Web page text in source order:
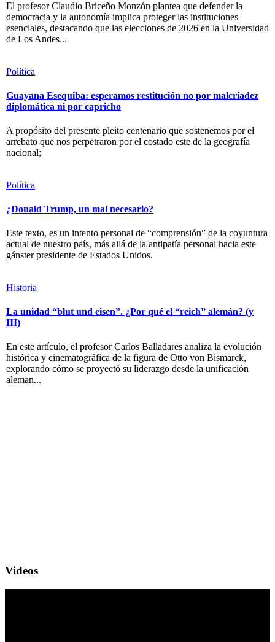
El profesor Claudio Briceño Monzón plantea que defender la
democracia y la autonomía implica proteger las instituciones
esenciales, destacando que las elecciones de 2026 en la Universidad
de Los Andes...
Política
Guayana Esequiba: esperamos restitución no por malcriadez
diplomática ni por capricho
A propósito del presente pleito centenario que sostenemos por el
arrebato que nos perpetraron por el costado este de la geografía
nacional;
Política
¿Donald Trump, un mal necesario?
Este texto, es un intento personal de “comprensión” de la coyuntura
actual de nuestro país, más allá de la antipatía personal hacia este
gánster presidente de Estados Unidos.
Historia
La unidad “blut und eisen”. ¿Por qué el “reich” alemán? (y
III)
En este artículo, el profesor Carlos Balladares analiza la evolución
histórica y cinematográfica de la figura de Otto von Bismarck,
explorando cómo se proyectó su liderazgo desde la unificación
aleman...
Videos